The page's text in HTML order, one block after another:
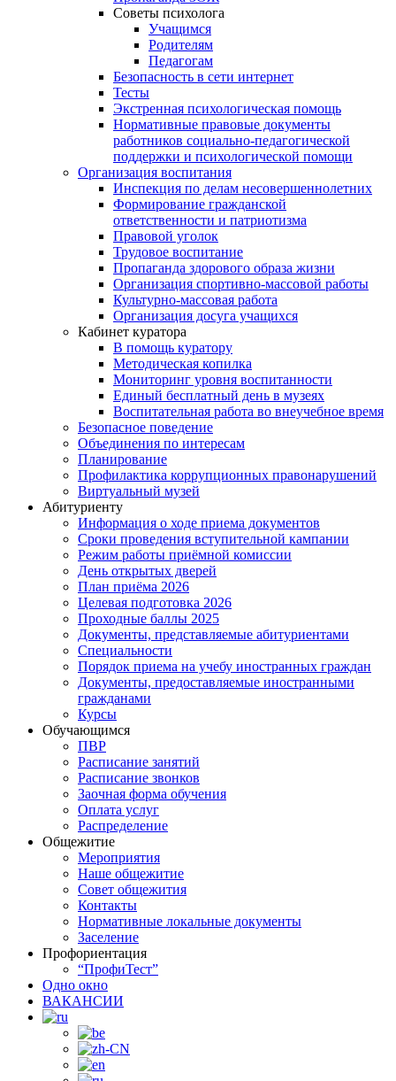
Советы психолога
Учащимся
Родителям
Педагогам
Безопасность в сети интернет
Тесты
Экстренная психологическая помощь
Нормативные правовые документы
работников социально-педагогической
поддержки и психологической помощи
Организация воспитания
Инспекция по делам несовершеннолетних
Формирование гражданской
ответственности и патриотизма
Правовой уголок
Трудовое воспитание
Пропаганда здорового образа жизни
Организация спортивно-массовой работы
Культурно-массовая работа
Организация досуга учащихся
Кабинет куратора
В помощь куратору
Методическая копилка
Мониторинг уровня воспитанности
Единый бесплатный день в музеях
Воспитательная работа во внеучебное время
Безопасное поведение
Объединения по интересам
Планирование
Профилактика коррупционных правонарушений
Виртуальный музей
Абитуриенту
Информация о ходе приема документов
Сроки проведения вступительной кампании
Режим работы приёмной комиссии
День открытых дверей
План приёма 2026
Целевая подготовка 2026
Проходные баллы 2025
Документы, представляемые абитуриентами
Специальности
Порядок приема на учебу иностранных граждан
Документы, предоставляемые иностранными
гражданами
Курсы
Обучающимся
ПВР
Расписание занятий
Расписание звонков
Заочная форма обучения
Оплата услуг
Распределение
Общежитие
Мероприятия
Наше общежитие
Совет общежития
Контакты
Нормативные локальные документы
Заселение
Профориентация
“ПрофиТест”
Одно окно
ВАКАНСИИ